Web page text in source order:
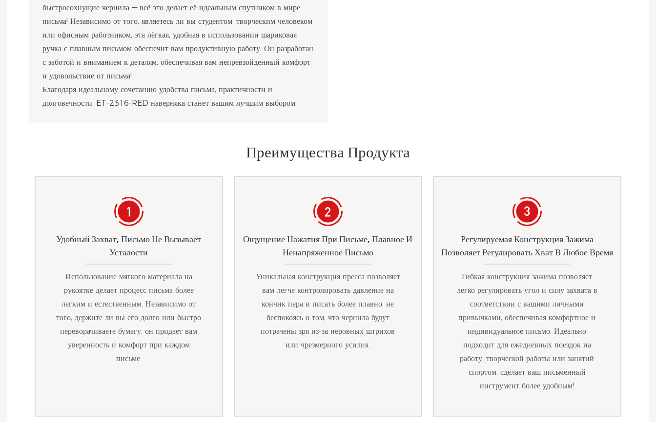
быстросохнущие чернила — всё это делает её идеальным спутником в мире
письма! Независимо от того, являетесь ли вы студентом, творческим человеком
или офисным работником, эта лёгкая, удобная в использовании шариковая
ручка с плавным письмом обеспечит вам продуктивную работу. Он разработан
с заботой и вниманием к деталям, обеспечивая вам непревзойденный комфорт
и удовольствие от письма!
Благодаря идеальному сочетанию удобства письма, практичности и
долговечности, ET-2316-RED наверняка станет вашим лучшим выбором.
Преимущества Продукта
Удобный Захват, Письмо Не Вызывает
Усталости
Использование мягкого материала на
рукоятке делает процесс письма более
легким и естественным. Независимо от
того, держите ли вы его долго или быстро
переворачиваете бумагу, он придает вам
уверенность и комфорт при каждом
письме.
Ощущение Нажатия При Письме, Плавное И
Ненапряженное Письмо
Уникальная конструкция пресса позволяет
вам легче контролировать давление на
кончик пера и писать более плавно, не
беспокоясь о том, что чернила будут
потрачены зря из-за неровных штрихов
или чрезмерного усилия.
Регулируемая Конструкция Зажима
Позволяет Регулировать Хват В Любое Время
Гибкая конструкция зажима позволяет
легко регулировать угол и силу захвата в
соответствии с вашими личными
привычками, обеспечивая комфортное и
индивидуальное письмо. Идеально
подходит для ежедневных поездок на
работу, творческой работы или занятий
спортом, сделает ваш письменный
инструмент более удобным!